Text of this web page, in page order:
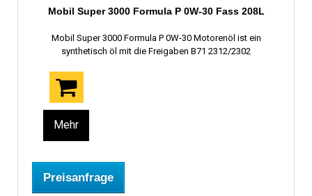
Mobil Super 3000 Formula P 0W-30 Fass 208L
Mobil Super 3000 Formula P 0W-30 Motorenöl ist ein
synthetisch öl mit die Freigaben B71 2312/2302
Mehr
Preisanfrage